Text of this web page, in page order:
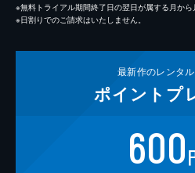
※無料トライアル期間終了日の翌日が属する月から
※日割りでのご請求はいたしません。
最新作のレンタ
ポイント プ
600